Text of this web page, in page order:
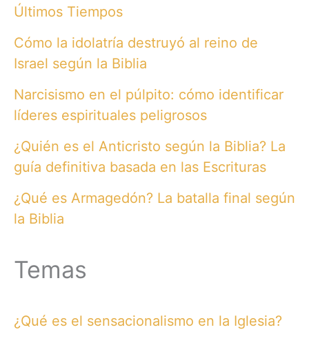
Últimos Tiempos
Cómo la idolatría destruyó al reino de
Israel según la Biblia
Narcisismo en el púlpito: cómo identificar
líderes espirituales peligrosos
¿Quién es el Anticristo según la Biblia? La
guía definitiva basada en las Escrituras
¿Qué es Armagedón? La batalla final según
la Biblia
Temas
¿Qué es el sensacionalismo en la Iglesia?